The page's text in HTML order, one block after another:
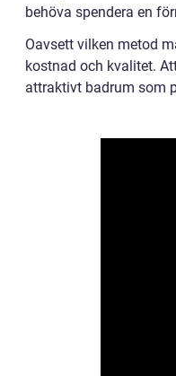
behöva spendera en
Oavsett vilken metod
kostnad och kvalitet.
attraktivt badrum som